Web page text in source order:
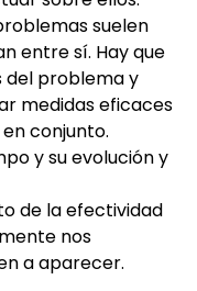
suelen
entre sí. Hay que
del problema y
medidas eficaces
conjunto.
y su evolución y
de la efectividad
nos
a aparecer.